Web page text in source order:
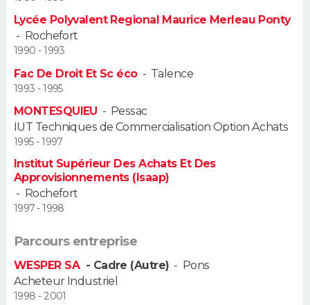
Alimentation
Guide de la santé
Maladies
Médicaments
Sommeil
VOYAGE
BONS PLANS
CARTE DE VOEUX
Carte de Noël
Carte Bonne année
Carte Saint-Valentin
Carte Pâques
Carte d'anniversaire
DICTIONNAIRE
S'inscrire
Se connecter
Lycées
Collèges
Primaires
Universités
Entreprises
Service militaire
Avis de recherche
AVIS DE DÉCÈS
Lycée Polyvalent Regional Maurice Merleau Ponty
- Rochefort
1990 - 1993
Fac De Droit Et Sc éco- Talence
1993 - 1995
MONTESQUIEU - Pessac
IUT Techniques de Commercialisation Option Achats
1995 - 1997
Institut Supérieur Des Achats Et Des
Approvisionnements (Isaap)
- Rochefort
1997 - 1998
Parcours entreprise
WESPER SA - Cadre (Autre) - Pons
Acheteur Industriel
1998 - 2001